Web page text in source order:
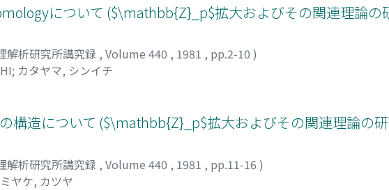
について ($\mathbb{Z}_p$拡大およびその関連理論の
解析研究所講究録 , Volume 440 , 1981 , pp.2-10 )
; カタヤマ, シンイチ
構造について ($\mathbb{Z}_p$拡大およびその関連理論の
解析研究所講究録 , Volume 440 , 1981 , pp.11-16 )
ミヤケ, カツヤ